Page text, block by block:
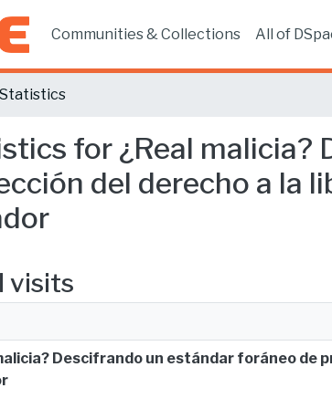
Communities & Collections All of
Statistics
for ¿Real malicia?
del derecho a la
visits
Descifrando un estándar foráneo de